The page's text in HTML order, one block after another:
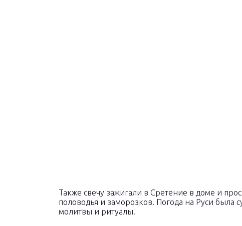
Также свечу зажигали в Сретение в доме и
половодья и заморозков. Погода на Руси была
молитвы и ритуалы.